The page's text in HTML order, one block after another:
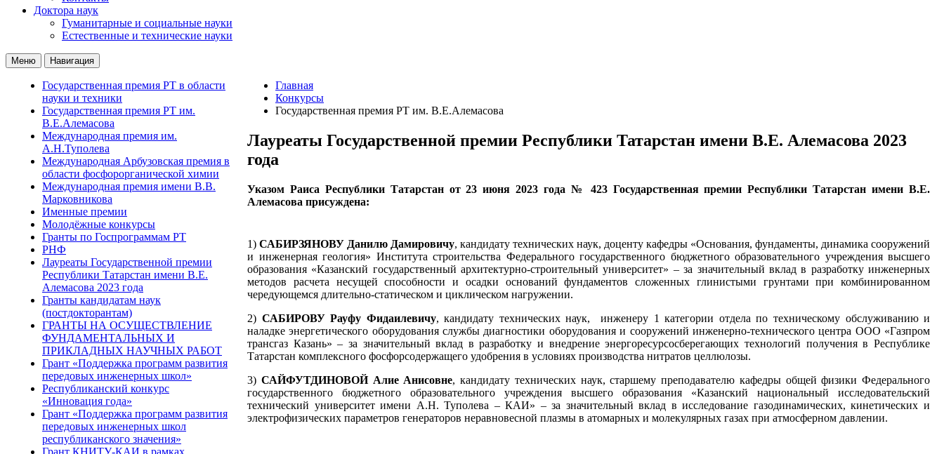
Доктора наук
Гуманитарные и социальные науки
Естественные и технические науки
Меню Навигация
Государственная премия РТ в области
науки и техники
Государственная премия РТ им.
В.Е.Алемасова
Международная премия им.
А.Н.Туполева
Международная Арбузовская премия в
области фосфорорганической химии
Международная премия имени В.В.
Марковникова
Именные премии
Молодёжные конкурсы
Гранты по Госпрограммам РТ
РНФ
Лауреаты Государственной премии
Республики Татарстан имени В.Е.
Алемасова 2023 года
Гранты кандидатам наук
(постдокторантам)
ГРАНТЫ НА ОСУЩЕСТВЛЕНИЕ
ФУНДАМЕНТАЛЬНЫХ И
ПРИКЛАДНЫХ НАУЧНЫХ РАБОТ
Грант «Поддержка программ развития
передовых инженерных школ»
Республиканский конкурс
«Инновация года»
Грант «Поддержка программ развития
передовых инженерных школ
республиканского значения»
Грант КНИТУ-КАИ в рамках
Главная
Конкурсы
Государственная премия РТ им. В.Е.Алемасова
Лауреаты Государственной премии Республики Татарстан имени В.Е. Алемасова 2023
года
Указом Раиса Республики Татарстан от 23 июня 2023 года № 423 Государственная премии Республики Татарстан имени В.Е.
Алемасова присуждена:
1) САБИРЗЯНОВУ Данилю Дамировичу, кандидату технических наук, доценту кафедры «Основания, фундаменты, динамика сооружений
и инженерная геология» Института строительства Федерального государственного бюджетного образовательного учреждения высшего
образования «Казанский государственный архитектурно-строительный университет» – за значительный вклад в разработку инженерных
методов расчета несущей способности и осадки оснований фундаментов сложенных глинистыми грунтами при комбинированном
чередующемся длительно-статическом и циклическом нагружении.
2) САБИРОВУ Рауфу Фидаилевичу, кандидату технических наук,
инженеру 1 категории отдела по техническому обслуживанию и
наладке энергетического оборудования службы диагностики оборудования и сооружений инженерно-технического центра ООО «Газпром
трансгаз Казань» – за значительный вклад в разработку и внедрение энергоресурсосберегающих технологий получения в Республике
Татарстан комплексного фосфорсодержащего удобрения в условиях производства нитратов целлюлозы.
3) САЙФУТДИНОВОЙ Алие Анисовне, кандидату технических наук, старшему преподавателю кафедры общей физики Федерального
государственного бюджетного образовательного учреждения высшего образования «Казанский национальный исследовательский
технический университет имени А.Н. Туполева – КАИ» – за значительный вклад в исследование газодинамических, кинетических и
электрофизических параметров генераторов неравновесной плазмы в атомарных и молекулярных газах при атмосферном давлении.